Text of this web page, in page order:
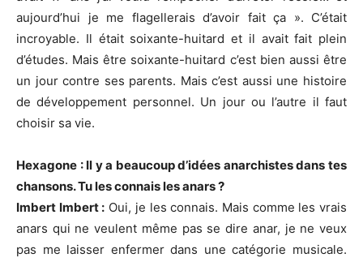
aujourd’hui je me flagellerais d’avoir fait ça ». C’était
incroyable. Il était soixante-huitard et il avait fait plein
d’études. Mais être soixante-huitard c’est bien aussi être
un jour contre ses parents. Mais c’est aussi une histoire
de développement personnel. Un jour ou l’autre il faut
choisir sa vie.
Hexagone : Il y a beaucoup d’idées anarchistes dans tes
chansons. Tu les connais les anars ?
Imbert Imbert : Oui, je les connais. Mais comme les vrais
anars qui ne veulent même pas se dire anar, je ne veux
pas me laisser enfermer dans une catégorie musicale.